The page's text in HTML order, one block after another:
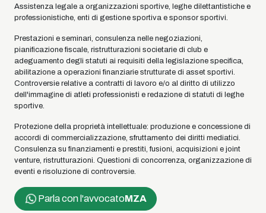
Assistenza legale a organizzazioni sportive, leghe dilettantistiche e
professionistiche, enti di gestione sportiva e sponsor sportivi.
Prestazioni e seminari, consulenza nelle negoziazioni,
pianificazione fiscale, ristrutturazioni societarie di club e
adeguamento degli statuti ai requisiti della legislazione specifica,
abilitazione a operazioni finanziarie strutturate di asset sportivi.
Controversie relative a contratti di lavoro e/o al diritto di utilizzo
dell'immagine di atleti professionisti e redazione di statuti di leghe
sportive.
Protezione della proprietà intellettuale: produzione e concessione di
accordi di commercializzazione, sfruttamento dei diritti mediatici.
Consulenza su finanziamenti e prestiti, fusioni, acquisizioni e joint
venture, ristrutturazioni. Questioni di concorrenza, organizzazione di
eventi e risoluzione di controversie.
Parla con l'avvocatoMZA